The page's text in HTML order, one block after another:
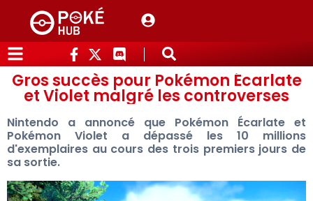
Gros succès pour Pokémon Écarlate
et Violet malgré les controverses
Nintendo a annoncé que Pokémon Écarlate et
Pokémon Violet a dépassé les 10 millions
d'exemplaires au cours des trois premiers jours de
sa sortie.